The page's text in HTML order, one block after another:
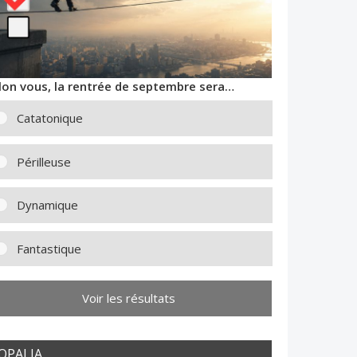
vous, la rentrée de septembre sera…
Catatonique
Périlleuse
Dynamique
Fantastique
Voir les résultats